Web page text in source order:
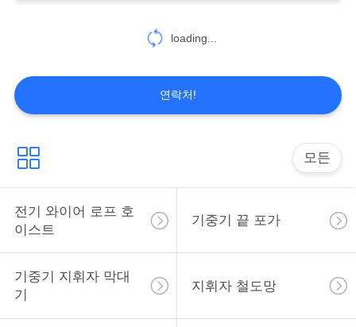
맵
POLICY
loading...
연락처!
모든
전기 와이어 로프 호
이스트
기중기 끝 포가
기중기 지휘자 막대
기
지휘자 철도망